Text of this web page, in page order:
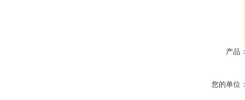
产品：
您的单位：